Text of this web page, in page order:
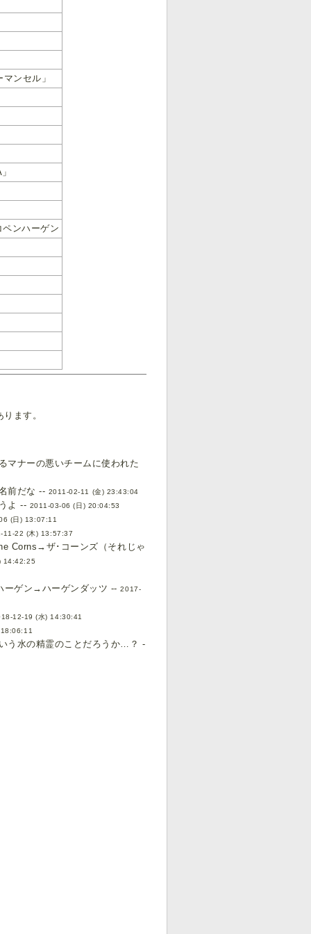
ンセル」
ンハーゲン
ます。
マナーの悪いチームに使われた
前だな -- 2011-02-11 (金) 23:43:04
よ -- 2011-03-06 (日) 20:04:53
(日) 13:07:11
11-22 (木) 13:57:37
Corns→ザ･コーンズ（それじゃ
14:42:25
ーゲン→ハーゲンダッツ --2017-
12-19 (水) 14:30:41
う水の精霊のことだろうか…？ -